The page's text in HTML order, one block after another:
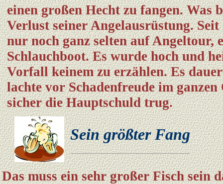
einen großen Hecht zu fangen. Was
Verlust seiner Angelausrüstung.
nur noch ganz selten auf Angeltour,
Schlauchboot. Es wurde hoch und
Vorfall keinem zu erzählen. Es
lachte vor Schadenfreude im
sicher die Hauptschuld trug.
Sein größter Fang
Das muss ein sehr großer Fisch sein